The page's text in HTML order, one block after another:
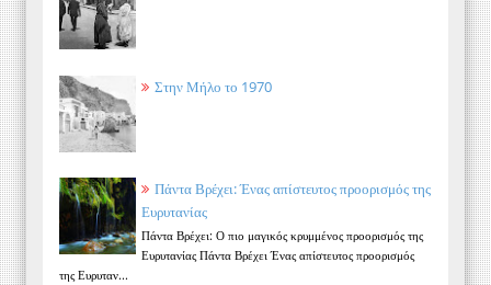
Στην Μήλο το 1970
Πάντα Βρέχει: Ένας απίστευτος προορισμός της
Ευρυτανίας
Πάντα Βρέχει: Ο πιο μαγικός κρυμμένος προορισμός της
Ευρυτανίας Πάντα Βρέχει Ένας απίστευτος προορισμός
της Ευρυταν...